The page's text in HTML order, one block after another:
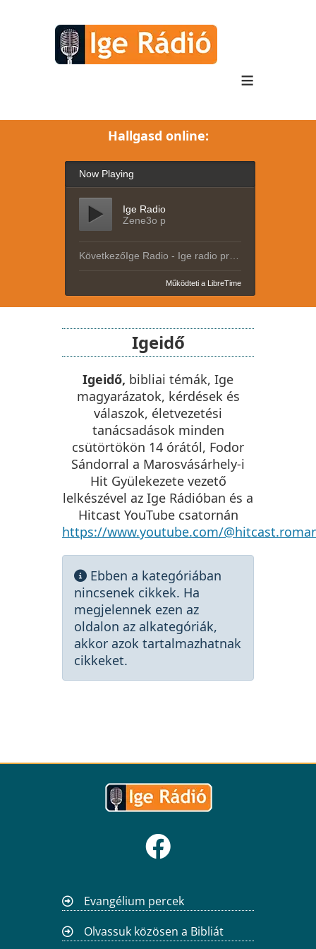
≡
Hallgasd online:
Igeidő
Igeidő, bibliai témák, Ige
magyarázatok, kérdések és
válaszok, életvezetési
tanácsadások minden
csütörtökön 14 órától, Fodor
Sándorral a Marosvásárhely-i
Hit Gyülekezete vezető
lelkészével az Ige Rádióban és a
Hitcast YouTube csatornán
https://www.youtube.com/
Információ
Ebben a kategóriában
nincsenek cikkek. Ha
megjelennek ezen az
oldalon az alkategóriák,
akkor azok tartalmazhatnak
cikkeket.
Evangélium percek
Olvassuk közösen a Bibliát